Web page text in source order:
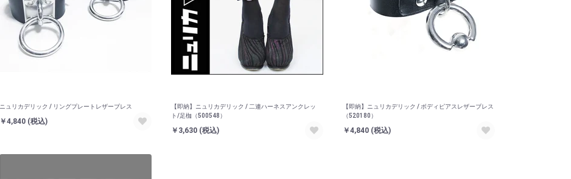
ニュリカデリック / リングプレートレザーブレス
￥4,840 (税込)
【即納】ニュリカデリック / 二連ハーネスアンクレッ
ト/足枷（500548）
￥3,630 (税込)
【即納】ニュリカデリック / ボディピアスレザーブレス
（520180）
￥4,840 (税込)